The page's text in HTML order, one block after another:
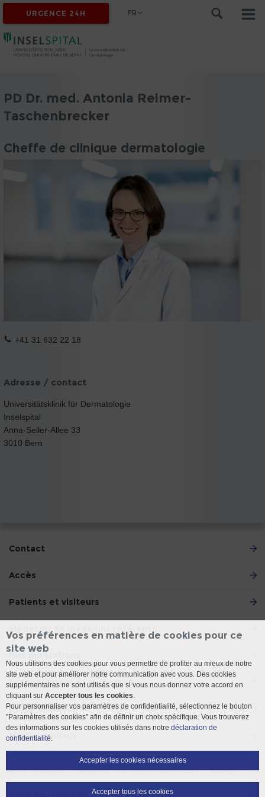
URGENCE 24H FR
PD Dr. med. Antonia Reimer-
Taschenbrecker
Cheffe de clinique dermatologie
+41 31 632 22 18
Adresse / contact
Universitätsklinik für Dermatologie
Inselspital
Anna-Seiler-Allee 33
3010 Bern
Contact
Accès
Patients et visiteurs
Médecins et médecins référents
Nos prestations
Enseignement et recherche
Notre Clinique
Médias sociaux
Mentions légales Disclaimer Protection des données Sitemap
Vos préférences en matière de cookies pour ce
site web
Nous utilisons des cookies pour vous permettre de profiter au mieux de notre
site web et pour améliorer notre communication avec vous. Des cookies
supplémentaires ne sont utilisés que si vous nous donnez votre accord en
cliquant sur Accepter tous les cookies.
Pour personnaliser vos paramètres de confidentialité, sélectionnez le bouton
"Paramètres des cookies" afin de définir un choix spécifique. Vous trouverez
des informations sur les cookies utilisés dans notre déclaration de
confidentialité.
Accepter les cookies nécessaires
Accepter tous les cookies